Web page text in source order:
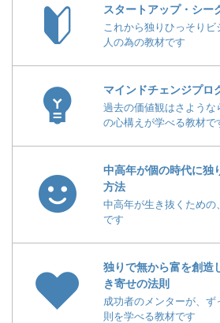
スタートアップ・シー
これから独りひっそり
人の為の教材です
マインドチェンジプロ
過去の価値観はさような
の心構えが学べる教材で
中高年が個の時代に独
方法
中高年が生き抜くための
です
独りで無から富を創造
き寄せの法則
成功者のメンターが、
則を学べる教材です